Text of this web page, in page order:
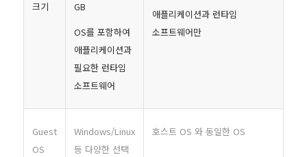
크기
GB
OS를 포함하여
애플리케이션과
필요한 런타임
소프트웨어
애플리케이션과 런타임
소프트웨어만
Guest
OS
Windows/Linux
등 다양한 선택
호스트 OS 와 동일한 OS